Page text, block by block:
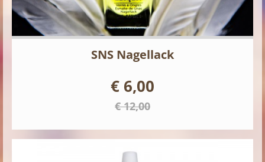
SNS Nagellack
€ 6,00
€ 12,00